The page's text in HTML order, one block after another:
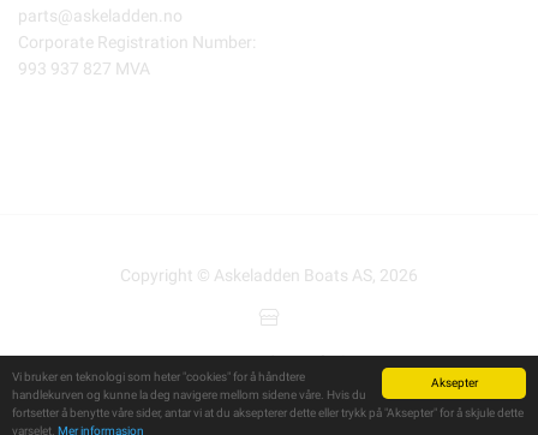
Aksepter
Vi bruker en teknologi som heter "cookies" for å håndtere
handlekurven og kunne la deg navigere mellom sidene våre. Hvis du
fortsetter å benytte våre sider, antar vi at du aksepterer dette eller trykk på "Aksepter" for å skjule dette
varselet. Mer informasjon
parts@askeladden.no
Corporate Registration Number:
993 937 827 MVA
Copyright © Askeladden Boats AS, 2026
Powered ByTelaris